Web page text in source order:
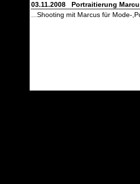
03.11.2008 Portraitierung
...Shooting mit Marcus für Mode-